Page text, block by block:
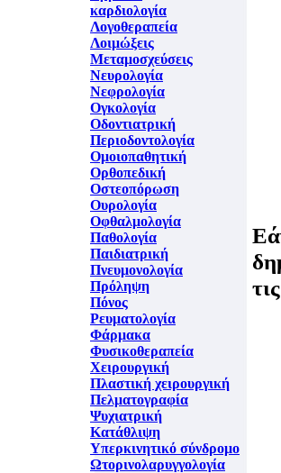
καρδιολογία
Λογοθεραπεία
Λοιμώξεις
Μεταμοσχεύσεις
Νευρολογία
Νεφρολογία
Ογκολογία
Οδοντιατρική
Περιοδοντολογία
Ομοιοπαθητική
Ορθοπεδική
Οστεοπόρωση
Ουρολογία
Οφθαλμολογία
Παθολογία
Παιδιατρική
Πνευμονολογία
Πρόληψη
Πόνος
Ρευματολογία
Φάρμακα
Φυσικοθεραπεία
Χειρουργική
Πλαστική χειρουργική
Πελματογραφία
Ψυχιατρική
Κατάθλιψη
Υπερκινητικό σύνδρομο
Ωτορινολαρυγγολογία